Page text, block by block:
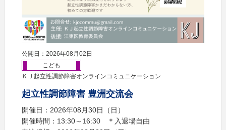
公開日：2026年08月02日
こども
ＫＪ起立性調節障害オンラインコミュニケーション
起立性調節障害 豊洲交流会
開催日：2026年08月30日（日）
開催時間：13:30～16:30 ＊入退場自由